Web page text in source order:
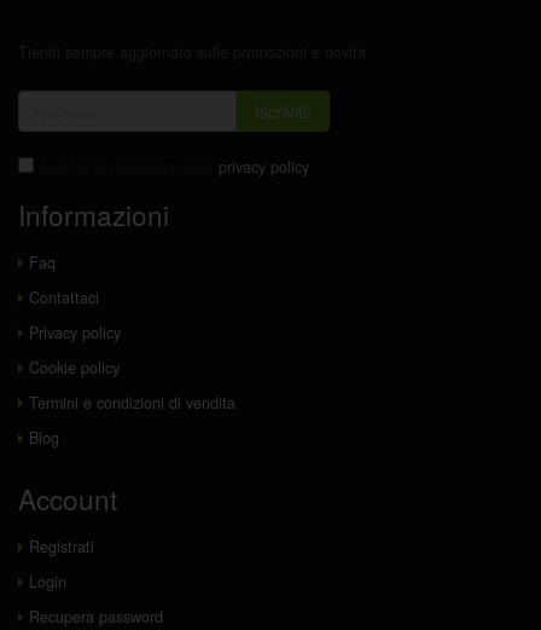
Iscriviti!
privacy policy
Informazioni
Faq
Contattaci
Privacy policy
Cookie policy
Termini e condizioni di vendita
Blog
Account
Registrati
Login
Recupera password